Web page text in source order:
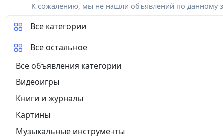
К сожалению, мы не нашли объявлений по данному
Все категории
Все остальное
Все объявления категории
Видеоигры
Книги и журналы
Картины
Музыкальные инструменты